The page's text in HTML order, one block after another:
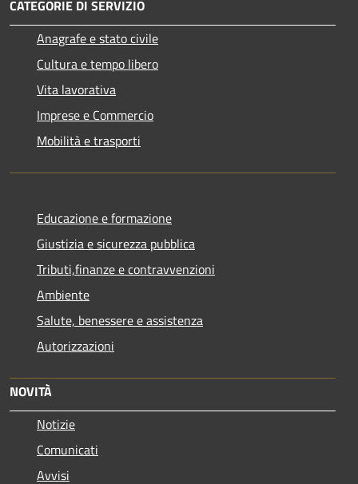
CATEGORIE DI SERVIZIO
Anagrafe e stato civile
Cultura e tempo libero
Vita lavorativa
Imprese e Commercio
Mobilità e trasporti
Educazione e formazione
Giustizia e sicurezza pubblica
Tributi,finanze e contravvenzioni
Ambiente
Salute, benessere e assistenza
Autorizzazioni
NOVITÀ
Notizie
Comunicati
Avvisi